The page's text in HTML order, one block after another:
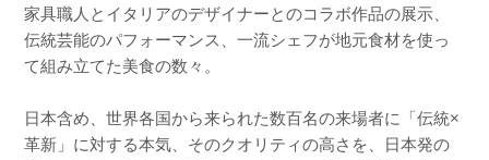
家具職人とイタリアのデザイナーとのコラボ作品の展示、
伝統芸能のパフォーマンス、一流シェフが地元食材を使っ
て組み立てた美食の数々。
日本含め、世界各国から来られた数百名の来場者に「伝統×
革新」に対する本気、そのクオリティの高さを、日本発の